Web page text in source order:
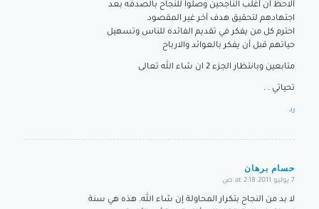
ألاحظ أن أغلب الناجحين وصلوا للنجاح بالصدفه بعد
اجتهادهم لتحقيق هدف آخر غير المقصود
احترم كل من يفكر في تقديم الفائده للناس وتسهيل
حياتهم قبل أن يفكر بالعوائد والارباح
متابعين وبانتظار الجزء 2 ان شاء الله تعالى
تحياتي . .
رد
حسام برهان
says:
7 يوليو 2011 at 2:18 ص
لا بد من النجاح بتكرار المحاولة إن شاء الله. هذه هي سنة